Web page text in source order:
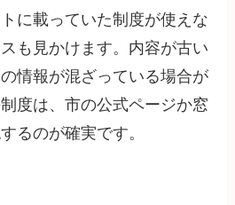
に載っていた制度が使えな
も見かけます。内容が古い
情報が混ざっている場合が
度は、市の公式ページか窓
るのが確実です。